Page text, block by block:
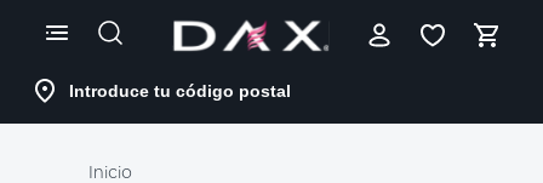
Introduce tu código postal
Inicio